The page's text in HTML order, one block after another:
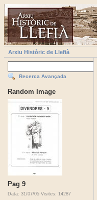
Arxiu Històric de Llefià
Recerca Avançada
Random Image
Pag 9
Data: 31/07/05 Visites: 14287